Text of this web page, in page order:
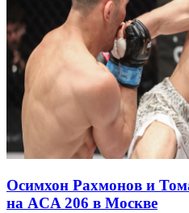
Осимхон Рахмонов и
на ACA 206 в Москве